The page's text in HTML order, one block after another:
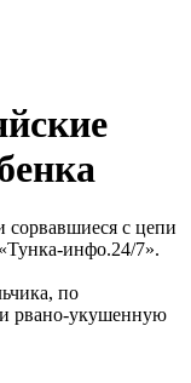
сорвавшиеся с цепи
инфо.24/7».
по
рвано-укушенную